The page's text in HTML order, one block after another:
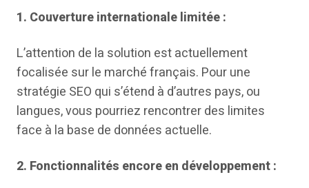
1. Couverture internationale limitée :
L’attention de la solution est actuellement
focalisée sur le marché français. Pour une
stratégie SEO qui s’étend à d’autres pays, ou
langues, vous pourriez rencontrer des limites
face à la base de données actuelle.
2. Fonctionnalités encore en développement :